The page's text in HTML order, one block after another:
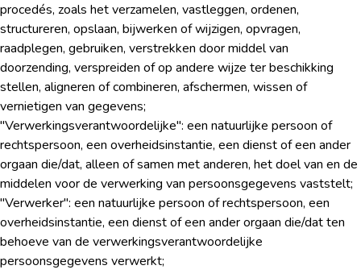
procedés, zoals het verzamelen, vastleggen, ordenen,
structureren, opslaan, bijwerken of wijzigen, opvragen,
raadplegen, gebruiken, verstrekken door middel van
doorzending, verspreiden of op andere wijze ter beschikking
stellen, aligneren of combineren, afschermen, wissen of
vernietigen van gegevens;
"Verwerkingsverantwoordelijke": een natuurlijke persoon of
rechtspersoon, een overheidsinstantie, een dienst of een ander
orgaan die/dat, alleen of samen met anderen, het doel van en de
middelen voor de verwerking van persoonsgegevens vaststelt;
"Verwerker": een natuurlijke persoon of rechtspersoon, een
overheidsinstantie, een dienst of een ander orgaan die/dat ten
behoeve van de verwerkingsverantwoordelijke
persoonsgegevens verwerkt;